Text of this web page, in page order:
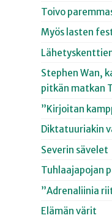
Toivo
Myös lasten
Stephen Wan,
pitkän matkan
”Kirjoitan
Diktatuuriakin
Severin sävelet
Tuhlaajapojan
”Adrenaliinia
Elämän värit